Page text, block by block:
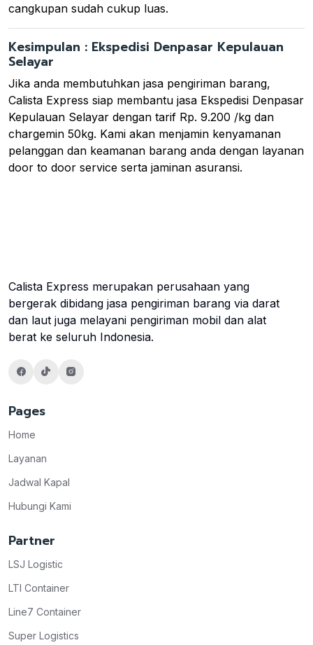
cangkupan sudah cukup luas.
Kesimpulan : Ekspedisi Denpasar Kepulauan
Selayar
Jika anda membutuhkan jasa pengiriman barang,
Calista Express siap membantu jasa Ekspedisi Denpasar
Kepulauan Selayar dengan tarif Rp. 9.200 /kg dan
chargemin 50kg. Kami akan menjamin kenyamanan
pelanggan dan keamanan barang anda dengan layanan
door to door service serta jaminan asuransi.
Calista Express merupakan perusahaan yang
bergerak dibidang jasa pengiriman barang via darat
dan laut juga melayani pengiriman mobil dan alat
berat ke seluruh Indonesia.
Pages
Home
Layanan
Jadwal Kapal
Hubungi Kami
Partner
LSJ Logistic
LTI Container
Line7 Container
Super Logistics